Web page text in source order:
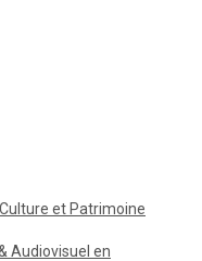
et Patrimoine
Audiovisuel en